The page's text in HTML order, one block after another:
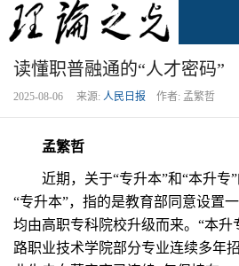
读懂职普融通的“人才密码”
2025-08-06 来源: 人民日报 作者: 孟繁哲
孟繁哲
近期，关于“专升本”和“本升专”
“专升本”，指的是教育部同意设置
均由高职专科院校升级而来。“本升
路职业技术学院部分专业连续多年